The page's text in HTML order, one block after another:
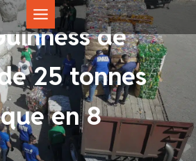
de
25 tonnes
en 8